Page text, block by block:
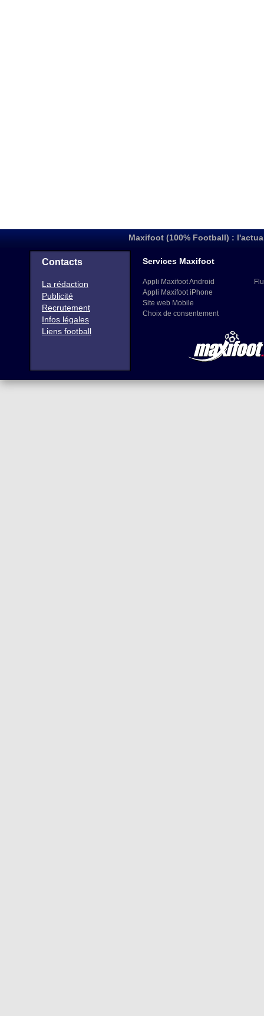
Maxifoot (100% Football) :
Contacts
La rédaction
Publicité
Recrutement
Infos légales
Liens football
Services Maxifoot
Appli Maxifoot Android
Appli Maxifoot iPhone
Site web Mobile
Choix de consentement